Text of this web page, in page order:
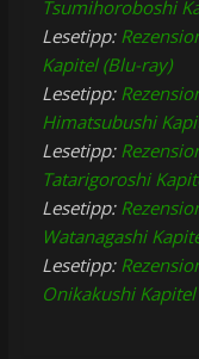
Tsumihoroboshi
Lesetipp:
Kapitel (Blu-ray)
Lesetipp:
Himatsubushi
Lesetipp:
Tatarigoroshi
Lesetipp:
Watanagashi
Lesetipp:
Onikakushi